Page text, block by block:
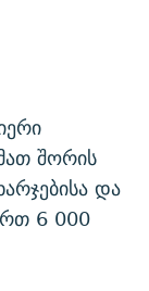
შორის
და
6 000